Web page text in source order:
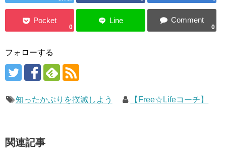
0 0
フォローする
知ったかぶりを撲滅しよう 【Free☆Lifeコーチ】
関連記事